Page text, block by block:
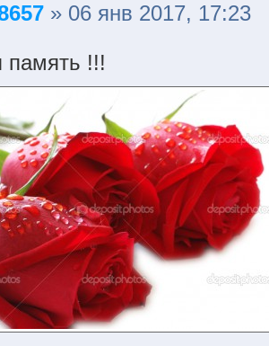
» 06 янв 2017, 17:23
память !!!